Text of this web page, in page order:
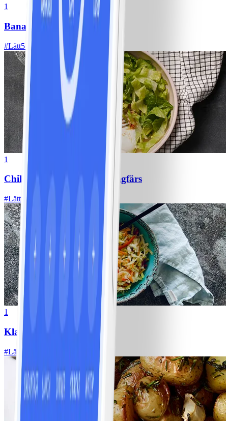
1
Bananpannkakor
#Lätt5 MIN
1
Chili con carne med kycklingfärs
#Lätt
1
Klassisk vitkålssallad
#Lätt 20 MIN